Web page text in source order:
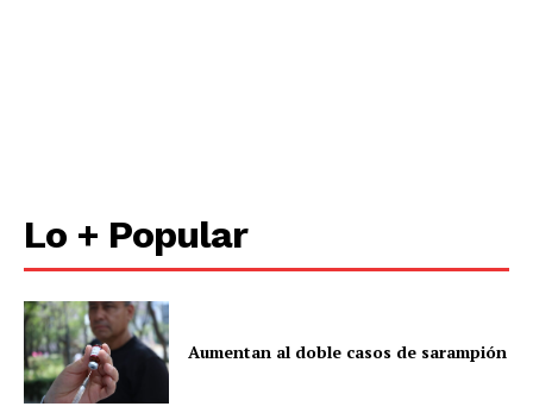
Lo + Popular
Aumentan al doble casos de sarampión